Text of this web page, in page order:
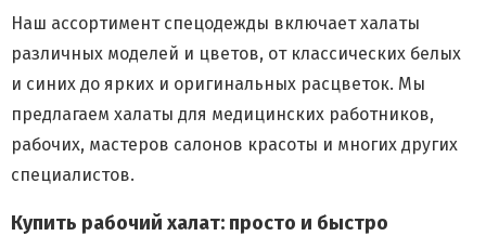
Наш ассортимент спецодежды включает халаты
различных моделей и цветов, от классических белых
и синих до ярких и оригинальных расцветок. Мы
предлагаем халаты для медицинских работников,
рабочих, мастеров салонов красоты и многих других
специалистов.
Купить рабочий халат: просто и быстро